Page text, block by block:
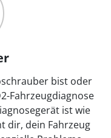
bist oder
Fahrzeugdiagnose
ist wie
dir, dein Fahrzeug